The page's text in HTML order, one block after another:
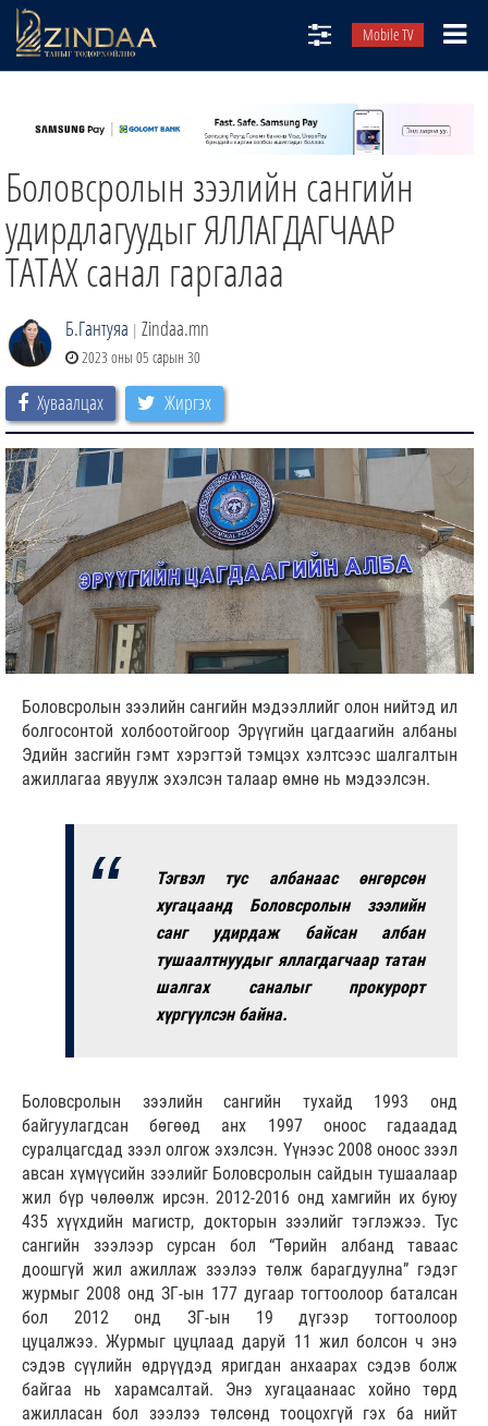
Mobile TV
ТВ8
ӨГЛӨӨНИЙ СОНИН
АУДИО ЗОХИОЛ
ЗИНДАА СЭТГҮҮЛ
Боловсролын зээлийн сангийн
удирдлагуудыг ЯЛЛАГДАГЧААР
ТАТАХ санал гаргалаа
Б.Гантуяа | Zindaa.mn
2023 оны 05 сарын 30
Хуваалцах Жиргэх
Боловсролын зээлийн сангийн мэдээллийг олон нийтэд ил
болгосонтой холбоотойгоор Эрүүгийн цагдаагийн албаны
Эдийн засгийн гэмт хэрэгтэй тэмцэх хэлтсээс шалгалтын
ажиллагаа явуулж эхэлсэн талаар өмнө нь мэдээлсэн.
Тэгвэл тус албанаас өнгөрсөн
хугацаанд Боловсролын зээлийн
санг удирдаж байсан албан
тушаалтнуудыг яллагдагчаар татан
шалгах саналыг прокурорт
хүргүүлсэн байна.
Боловсролын зээлийн сангийн тухайд 1993 онд
байгуулагдсан бөгөөд анх 1997 оноос гадаадад
суралцагсдад зээл олгож эхэлсэн. Үүнээс 2008 оноос зээл
авсан хүмүүсийн зээлийг Боловсролын сайдын тушаалаар
жил бүр чөлөөлж ирсэн. 2012-2016 онд хамгийн их буюу
435 хүүхдийн магистр, докторын зээлийг тэглэжээ. Тус
сангийн зээлээр сурсан бол “Төрийн албанд таваас
доошгүй жил ажиллаж зээлээ төлж барагдуулна” гэдэг
журмыг 2008 онд ЗГ-ын 177 дугаар тогтоолоор баталсан
бол 2012 онд ЗГ-ын 19 дүгээр тогтоолоор
цуцалжээ. Журмыг цуцлаад даруй 11 жил болсон ч энэ
сэдэв сүүлийн өдрүүдэд яригдан анхаарах сэдэв болж
байгаа нь харамсалтай. Энэ хугацаанаас хойно төрд
ажилласан бол зээлээ төлсөнд тооцохгүй гэх ба нийт